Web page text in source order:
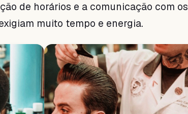
de horários e a comunicação com os
muito tempo e energia.